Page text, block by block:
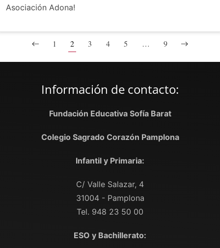
Asociación Adona!
1 2 3 4 5 … 9
Información de contacto:
Fundación Educativa Sofía Barat
Colegio Sagrado Corazón Pamplona
Infantil y Primaria:
C/ Valle Salazar, 4
31004 - Pamplona
Tel. 948 23 50 00
ESO y Bachillerato: